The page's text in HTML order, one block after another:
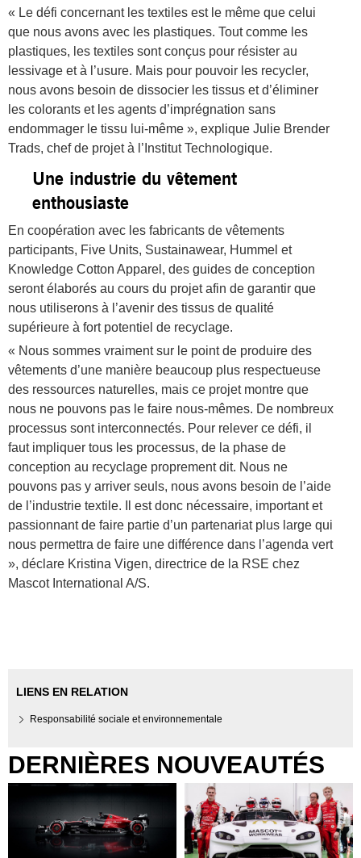
« Le défi concernant les textiles est le même que celui
que nous avons avec les plastiques. Tout comme les
plastiques, les textiles sont conçus pour résister au
lessivage et à l’usure. Mais pour pouvoir les recycler,
nous avons besoin de dissocier les tissus et d’éliminer
les colorants et les agents d’imprégnation sans
endommager le tissu lui-même », explique Julie Brender
Trads, chef de projet à l’Institut Technologique.
Une industrie du vêtement
enthousiaste
En coopération avec les fabricants de vêtements
participants, Five Units, Sustainawear, Hummel et
Knowledge Cotton Apparel, des guides de conception
seront élaborés au cours du projet afin de garantir que
nous utiliserons à l’avenir des tissus de qualité
supérieure à fort potentiel de recyclage.
« Nous sommes vraiment sur le point de produire des
vêtements d’une manière beaucoup plus respectueuse
des ressources naturelles, mais ce projet montre que
nous ne pouvons pas le faire nous-mêmes. De nombreux
processus sont interconnectés. Pour relever ce défi, il
faut impliquer tous les processus, de la phase de
conception au recyclage proprement dit. Nous ne
pouvons pas y arriver seuls, nous avons besoin de l’aide
de l’industrie textile. Il est donc nécessaire, important et
passionnant de faire partie d’un partenariat plus large qui
nous permettra de faire une différence dans l’agenda vert
», déclare Kristina Vigen, directrice de la RSE chez
Mascot International A/S.
LIENS EN RELATION
Responsabilité sociale et environnementale
DERNIÈRES NOUVEAUTÉS